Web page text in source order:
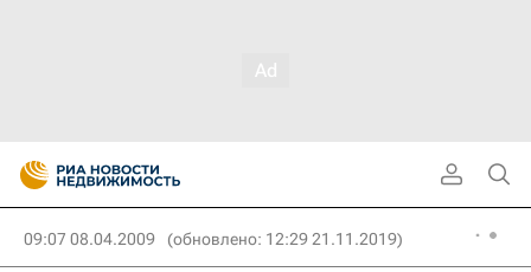
09:07 08.04.2009 (обновлено: 12:29 21.11.2019)